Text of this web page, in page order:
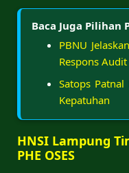
Baca Juga Pilihan
PBNU
Respons Audit
Satops
Kepatuhan
HNSI Lampung
PHE OSES